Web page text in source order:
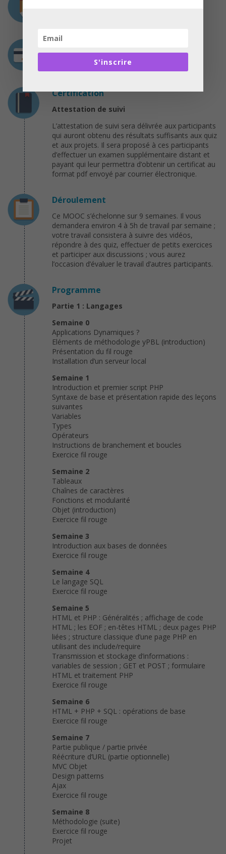
Certification
Attestation de suivi
L’attestation de suivi sera délivrée aux participants
qui auront obtenu des résultats suffisants aux quiz
et aux projets. Il sera proposé à ces participants
d’effectuer un examen supplémentaire distant et
payant qui leur permettra d’obtenir un certificat au
format pdf envoyé par courrier électronique.
Déroulement
Ce MOOC s’échelonne sur 9 semaines. Il vous
demandera environ 4 à 5h de travail par semaine ;
votre travail consistera à suivre des vidéos,
répondre à des quiz, effectuer de petits exercices
et participer aux discussions ; vous aurez
l’occasion d’évaluer le travail d’autres participants.
Programme
Partie 1 : Langages
Semaine 0
Applications Dynamiques ?
Eléments de méthodologie yPBL (introduction)
Présentation du fil rouge
Installation d’un serveur local
Semaine 1
Introduction et premier script PHP
Syntaxe de base et présentation rapide des leçons
suivantes
Variables
Types
Opérateurs
Instructions de branchement et boucles
Exercice fil rouge
Semaine 2
Tableaux
Chaînes de caractères
Fonctions et modularité
Objet (introduction)
Exercice fil rouge
Semaine 3
Introduction aux bases de données
Exercice fil rouge
Semaine 4
Le langage SQL
Exercice fil rouge
Semaine 5
HTML et PHP : Généralités ; affichage de code
HTML ; les EOF ; en-têtes HTML ; deux pages PHP
liées ; structure classique d’une page PHP en
utilisant des include/require
Transmission et stockage d’informations :
variables de session ; GET et POST ; formulaire
HTML et traitement PHP
Exercice fil rouge
Semaine 6
HTML + PHP + SQL : opérations de base
Exercice fil rouge
Semaine 7
Partie publique / partie privée
Réécriture d’URL (partie optionnelle)
MVC Objet
Design patterns
Ajax
Exercice fil rouge
Semaine 8
Méthodologie (suite)
Exercice fil rouge
Projet
S'inscrire